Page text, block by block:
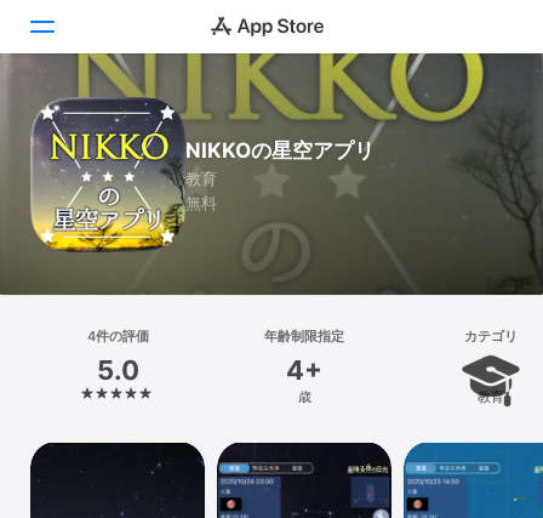
Today
ゲーム
アプリ
検索
プラットフォーム
iPhone
iPad
Mac
NIKKOの星空アプリ
教育
無料
4件の評価
5.0
年齢制限指定
4+
歳
カテゴリ
教育